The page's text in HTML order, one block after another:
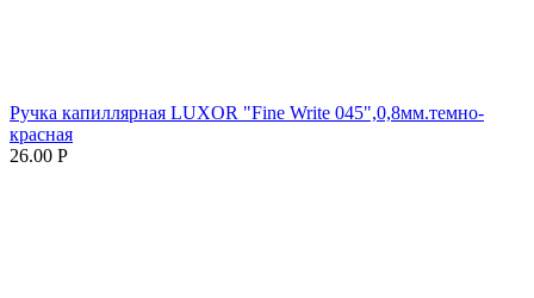
Ручка капиллярная LUXOR "Fine Write 045",0,8мм.темно-
красная
26.00 Р